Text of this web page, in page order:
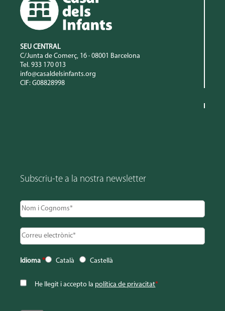
SEU CENTRAL
C/Junta de Comerç, 16 · 08001 Barcelona
Tel. 933 170 013
info@casaldelsinfants.org
CIF: G08828998
Subscriu-te a la nostra newsletter
Idioma * Català Castellà
He llegit i accepto la política de privacitat*